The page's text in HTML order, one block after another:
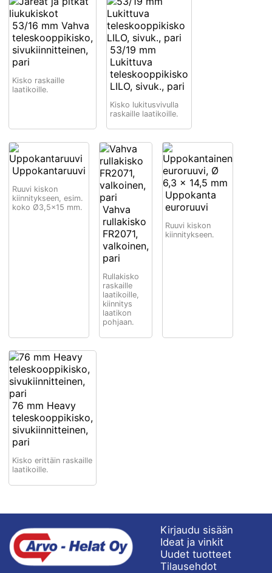
53/16 mm Vahva
teleskooppikisko,
sivukiinnitteinen,
pari
Kisko raskaille
laatikoille.
53/19 mm
Lukittuva
teleskooppikisko
LILO, sivuk., pari
Kisko lukitusvivulla
raskaille laatikoille.
Uppokantaruuvi
Ruuvi kiskon
kiinnitykseen, esim.
koko Ø3,5x15 mm.
Vahva
rullakisko
FR2071,
valkoinen,
pari
Rullakisko
raskaille
laatikoille,
kiinnitys
laatikon
pohjaan.
Uppokanta
euroruuvi
Ruuvi kiskon
kiinnitykseen.
76 mm Heavy
teleskooppikisko,
sivukiinnitteinen,
pari
Kisko erittäin raskaille
laatikoille.
Kirjaudu sisään
Ideat ja vinkit
Uudet tuotteet
Tilausehdot